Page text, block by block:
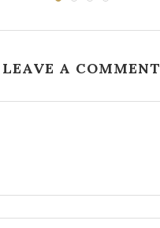
LEAVE A COMMENT